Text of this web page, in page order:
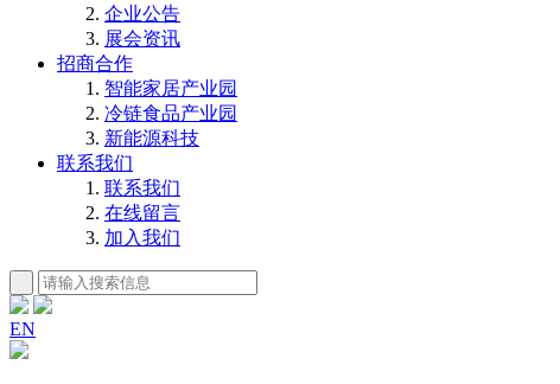
企业公告
展会资讯
招商合作
智能家居产业园
冷链食品产业园
新能源科技
联系我们
联系我们
在线留言
加入我们
EN